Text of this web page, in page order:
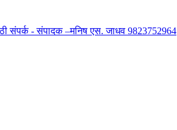
संपर्क - संपादक –मनिष एस. जाधव 9823752964